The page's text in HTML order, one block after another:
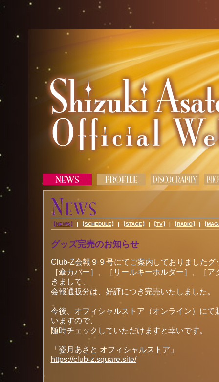
【NEWS 】 | 【SCHEDULE】 | 【STAGE】 | 【TV】 | 【RADIO】 | 【
グッズ完売のお知らせ
Club-Z会報９９号にてご案内しておりましたグ
［傘カバー］、［リールキーホルダー］、［
きまして、
会報通販分は、好評につき完売いたしました。
今後、オフィシャルストア（オンライン）にて
いますので、
随時チェックしていただけますと幸いです。
「姿月あさと オフィシャルストア」
https://club-z.square.site/